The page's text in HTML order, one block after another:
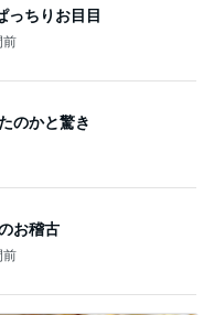
っちりお目目
前
のかと驚き
お稽古
前